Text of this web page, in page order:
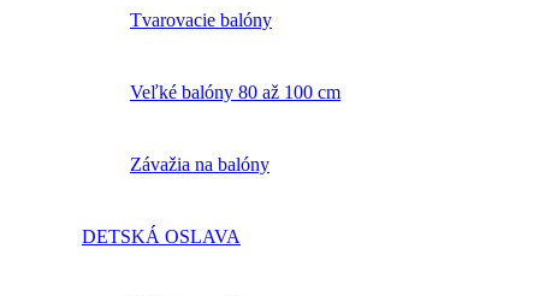
Tvarovacie balóny
Veľké balóny 80 až 100 cm
Závažia na balóny
DETSKÁ OSLAVA